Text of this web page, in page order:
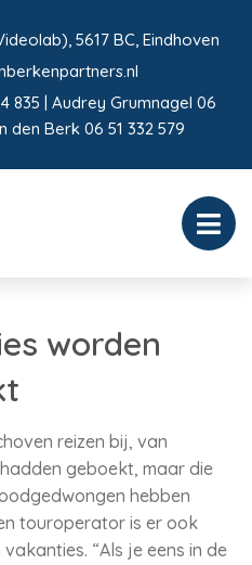
5617 BC, Eindhoven
835 | Audrey Grumnagel 06
den Berk 06 51 332 579
worden
reizen bij, van
geboekt, maar die
hebben
touroperator is er ook
“Als je eens in de